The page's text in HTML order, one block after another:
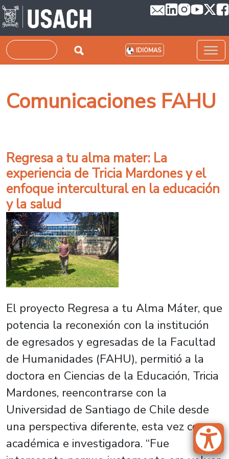
Pasar al contenido principal
Buscar IDIOMAS
Comunicaciones FAHU
Regresa a tu alma mater: La
experiencia de Tricia Mardones y el
enfoque intercultural en la educación
y la salud
El proyecto Regresa a tu Alma Máter, que
potencia la reconexión con la institución
de egresados y egresadas de la Facultad
de Humanidades (FAHU), permitió a la
doctora en Ciencias de la Educación, Tricia
Mardones, reencontrarse con la
Universidad de Santiago de Chile desde
una perspectiva diferente, esta vez como
académica e investigadora. “Fue